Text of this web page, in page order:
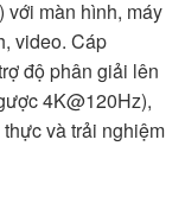
với màn hình, máy
video. Cáp
độ phân giải lên
4K@120Hz),
và trải nghiệm